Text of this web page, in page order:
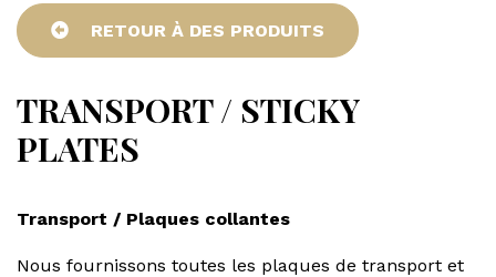
RETOUR À DES PRODUITS
TRANSPORT / STICKY
PLATES
Transport / Plaques collantes
Nous fournissons toutes les plaques de transport et